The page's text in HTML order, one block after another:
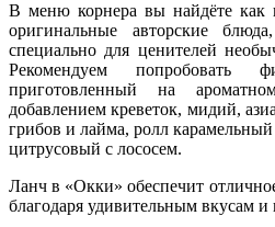
В меню корнера вы найдёте как
оригинальные авторские
специально для ценителей
Рекомендуем
приготовленный на
добавлением креветок, мидий,
грибов и лайма, ролл
цитрусовый с лососем.
Ланч в «Окки» обеспечит
благодаря удивительным вкусам и